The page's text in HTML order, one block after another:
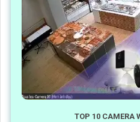
TOP 10 CAMERA